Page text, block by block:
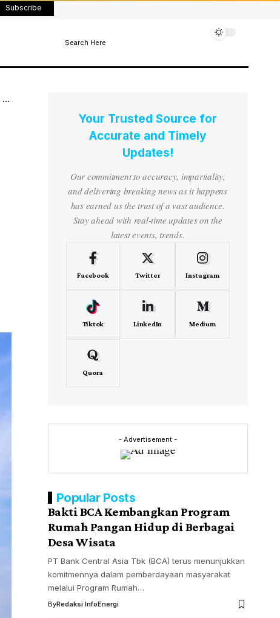
Subscribe
Search Here
Your Trusted Source for
Accurate and Timely
Updates!
Our commitment to accuracy, impartiality,
and delivering breaking news as it happens
has earned us the trust of a vast audience.
Stay ahead with real-time updates on the
latest events, trends.
Facebook Twitter Instagram
Tiktok LinkedIn Medium
Quora
- Advertisement -
Popular Posts
Bakti BCA Kembangkan Program
Rumah Pangan Hidup di Berbagai
Desa Wisata
PT Bank Central Asia Tbk (BCA) terus menunjukkan
komitmennya dalam pemberdayaan masyarakat
melalui Program Rumah…
ByRedaksi InfoEnergi